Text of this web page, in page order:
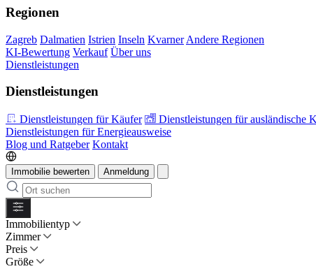
Regionen
Zagreb Dalmatien Istrien Inseln Kvarner Andere Regionen
KI-Bewertung Verkauf Über uns
Dienstleistungen
Dienstleistungen
Dienstleistungen für Käufer Dienstleistungen für ausländische
Dienstleistungen für Energieausweise
Blog und Ratgeber Kontakt
Immobilie bewerten Anmeldung
Immobilientyp
Zimmer
Preis
Größe